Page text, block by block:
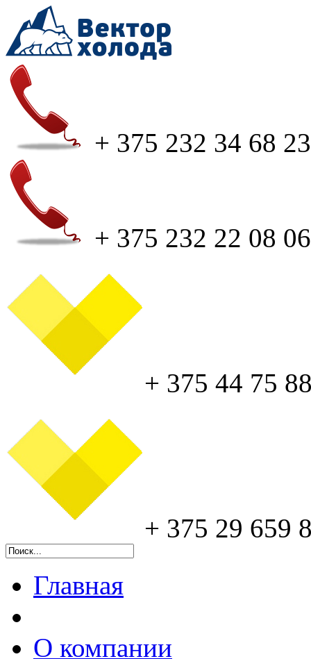
+ 375 232 34 68 23
+ 375 232 22 08 06
+ 375 44 75
+ 375 29 659
Главная
О компании